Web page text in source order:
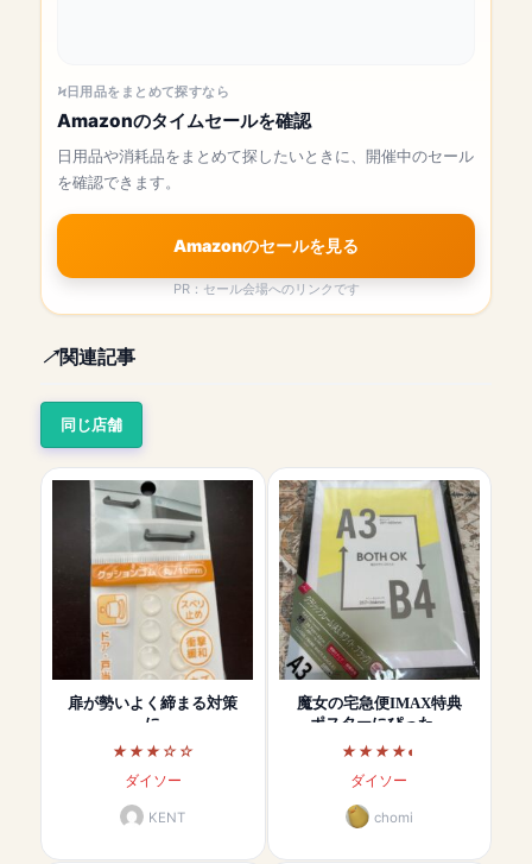
日用品をまとめて探すなら
Amazonのタイムセールを確認
日用品や消耗品をまとめて探したいときに、開催中のセール
を確認できます。
Amazonのセールを見る
PR：セール会場へのリンクです
関連記事
同じ店舗
扉が勢いよく締まる対策
に
ダイソー
KENT
魔女の宅急便IMAX特典
ポスターにぴった…
ダイソー
chomi